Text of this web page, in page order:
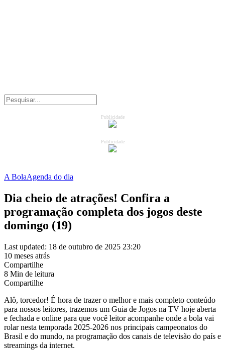
Publicidade
Publicidade
A BolaAgenda do dia
Dia cheio de atrações! Confira a
programação completa dos jogos deste
domingo (19)
Last updated: 18 de outubro de 2025 23:20
10 meses atrás
Compartilhe
8 Min de leitura
Compartilhe
Alô, torcedor! É hora de trazer o melhor e mais completo conteúdo
para nossos leitores, trazemos um Guia de Jogos na TV hoje aberta
e fechada e online para que você leitor acompanhe onde a bola vai
rolar nesta temporada 2025-2026 nos principais campeonatos do
Brasil e do mundo, na programação dos canais de televisão do país e
streamings da internet.